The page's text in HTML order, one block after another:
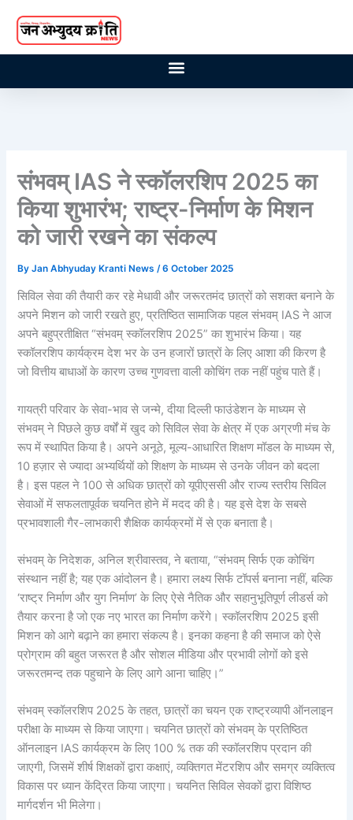
content
संभवम् IAS ने स्कॉलरशिप 2025 का
किया शुभारंभ; राष्ट्र-निर्माण के मिशन
को जारी रखने का संकल्प
ByJan Abhyuday Kranti News /6 October 2025
सिविल सेवा की तैयारी कर रहे मेधावी और जरूरतमंद छात्रों को सशक्त बनाने के
अपने मिशन को जारी रखते हुए, प्रतिष्ठित सामाजिक पहल संभवम् IAS ने आज
अपने बहुप्रतीक्षित “संभवम् स्कॉलरशिप 2025” का शुभारंभ किया। यह
स्कॉलरशिप कार्यक्रम देश भर के उन हजारों छात्रों के लिए आशा की किरण है
जो वित्तीय बाधाओं के कारण उच्च गुणवत्ता वाली कोचिंग तक नहीं पहुंच पाते हैं।
गायत्री परिवार के सेवा-भाव से जन्मे, दीया दिल्ली फाउंडेशन के माध्यम से
संभवम् ने पिछले कुछ वर्षों में खुद को सिविल सेवा के क्षेत्र में एक अग्रणी मंच के
रूप में स्थापित किया है। अपने अनूठे, मूल्य-आधारित शिक्षण मॉडल के माध्यम से,
10 हज़ार से ज्यादा अभ्यर्थियों को शिक्षण के माध्यम से उनके जीवन को बदला
है। इस पहल ने 100 से अधिक छात्रों को यूपीएससी और राज्य स्तरीय सिविल
सेवाओं में सफलतापूर्वक चयनित होने में मदद की है। यह इसे देश के सबसे
प्रभावशाली गैर-लाभकारी शैक्षिक कार्यक्रमों में से एक बनाता है।
संभवम् के निदेशक, अनिल श्रीवास्तव, ने बताया, “संभवम् सिर्फ एक कोचिंग
संस्थान नहीं है; यह एक आंदोलन है। हमारा लक्ष्य सिर्फ टॉपर्स बनाना नहीं, बल्कि
‘राष्ट्र निर्माण और युग निर्माण’ के लिए ऐसे नैतिक और सहानुभूतिपूर्ण लीडर्स को
तैयार करना है जो एक नए भारत का निर्माण करेंगे। स्कॉलरशिप 2025 इसी
मिशन को आगे बढ़ाने का हमारा संकल्प है। इनका कहना है की समाज को ऐसे
प्रोग्राम की बहुत जरूरत है और सोशल मीडिया और प्रभावी लोगों को इसे
जरूरतमन्द तक पहुचाने के लिए आगे आना चाहिए।”
संभवम् स्कॉलरशिप 2025 के तहत, छात्रों का चयन एक राष्ट्रव्यापी ऑनलाइन
परीक्षा के माध्यम से किया जाएगा। चयनित छात्रों को संभवम् के प्रतिष्ठित
ऑनलाइन IAS कार्यक्रम के लिए 100 % तक की स्कॉलरशिप प्रदान की
जाएगी, जिसमें शीर्ष शिक्षकों द्वारा कक्षाएं, व्यक्तिगत मेंटरशिप और समग्र व्यक्तित्व
विकास पर ध्यान केंद्रित किया जाएगा। चयनित सिविल सेवकों द्वारा विशिष्ठ
मार्गदर्शन भी मिलेगा।